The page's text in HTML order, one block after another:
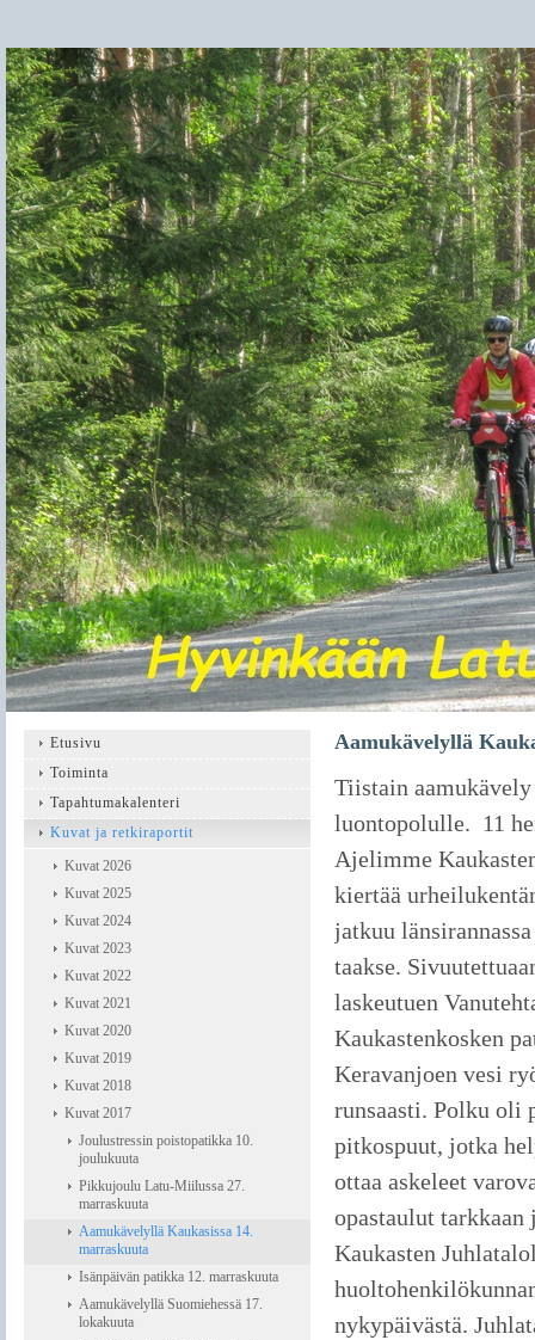
Aamukävelyllä
Tiistain
luontopolulle. 11
Ajelimme
kiertää
jatkuu
taakse.
laskeutuen
Kaukastenkosken
Keravanjoen vesi
runsaasti. Polku oli
pitkospuut, jotka
ottaa askeleet
opastaulut
Kaukasten
nykypäivästä.
Etusivu
Toiminta
Tapahtumakalenteri
Kuvat ja retkiraportit
Kuvat 2026
Kuvat 2025
Kuvat 2024
Kuvat 2023
Kuvat 2022
Kuvat 2021
Kuvat 2020
Kuvat 2019
Kuvat 2018
Kuvat 2017
Joulustressin poistopatikka 10.
joulukuuta
Pikkujoulu Latu-Miilussa 27.
marraskuuta
Aamukävelyllä Kaukasissa 14.
marraskuuta
Isänpäivän patikka 12. marraskuuta
Aamukävelyllä Suomiehessä 17.
lokakuuta